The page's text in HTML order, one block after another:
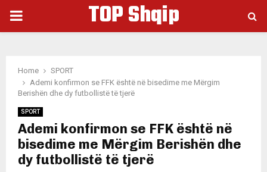
PRIMARY
TOP Shqip
Home
SPORT
Ademi konfirmon se FFK është në bisedime me Mërgim
Berishën dhe dy futbollistë të tjerë
SPORT
Ademi konfirmon se FFK është në
bisedime me Mërgim Berishën dhe
dy futbollistë të tjerë